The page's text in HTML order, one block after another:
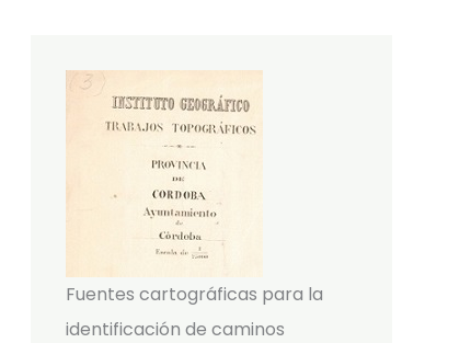
Fuentes cartográficas para la
identificación de caminos